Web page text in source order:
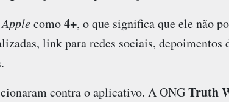
Applecomo4+, o que significa que ele não
link para redes sociais, depoimentos
contra o aplicativo. A ONGTruth